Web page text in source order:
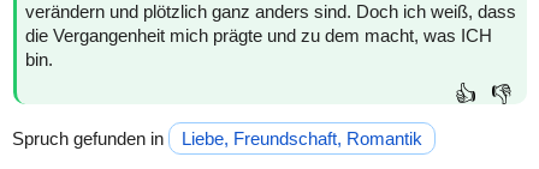
verändern und plötzlich ganz anders sind. Doch ich weiß, dass
die Vergangenheit mich prägte und zu dem macht, was ICH
bin.
👍 👎
Spruch gefunden in Liebe, Freundschaft, Romantik